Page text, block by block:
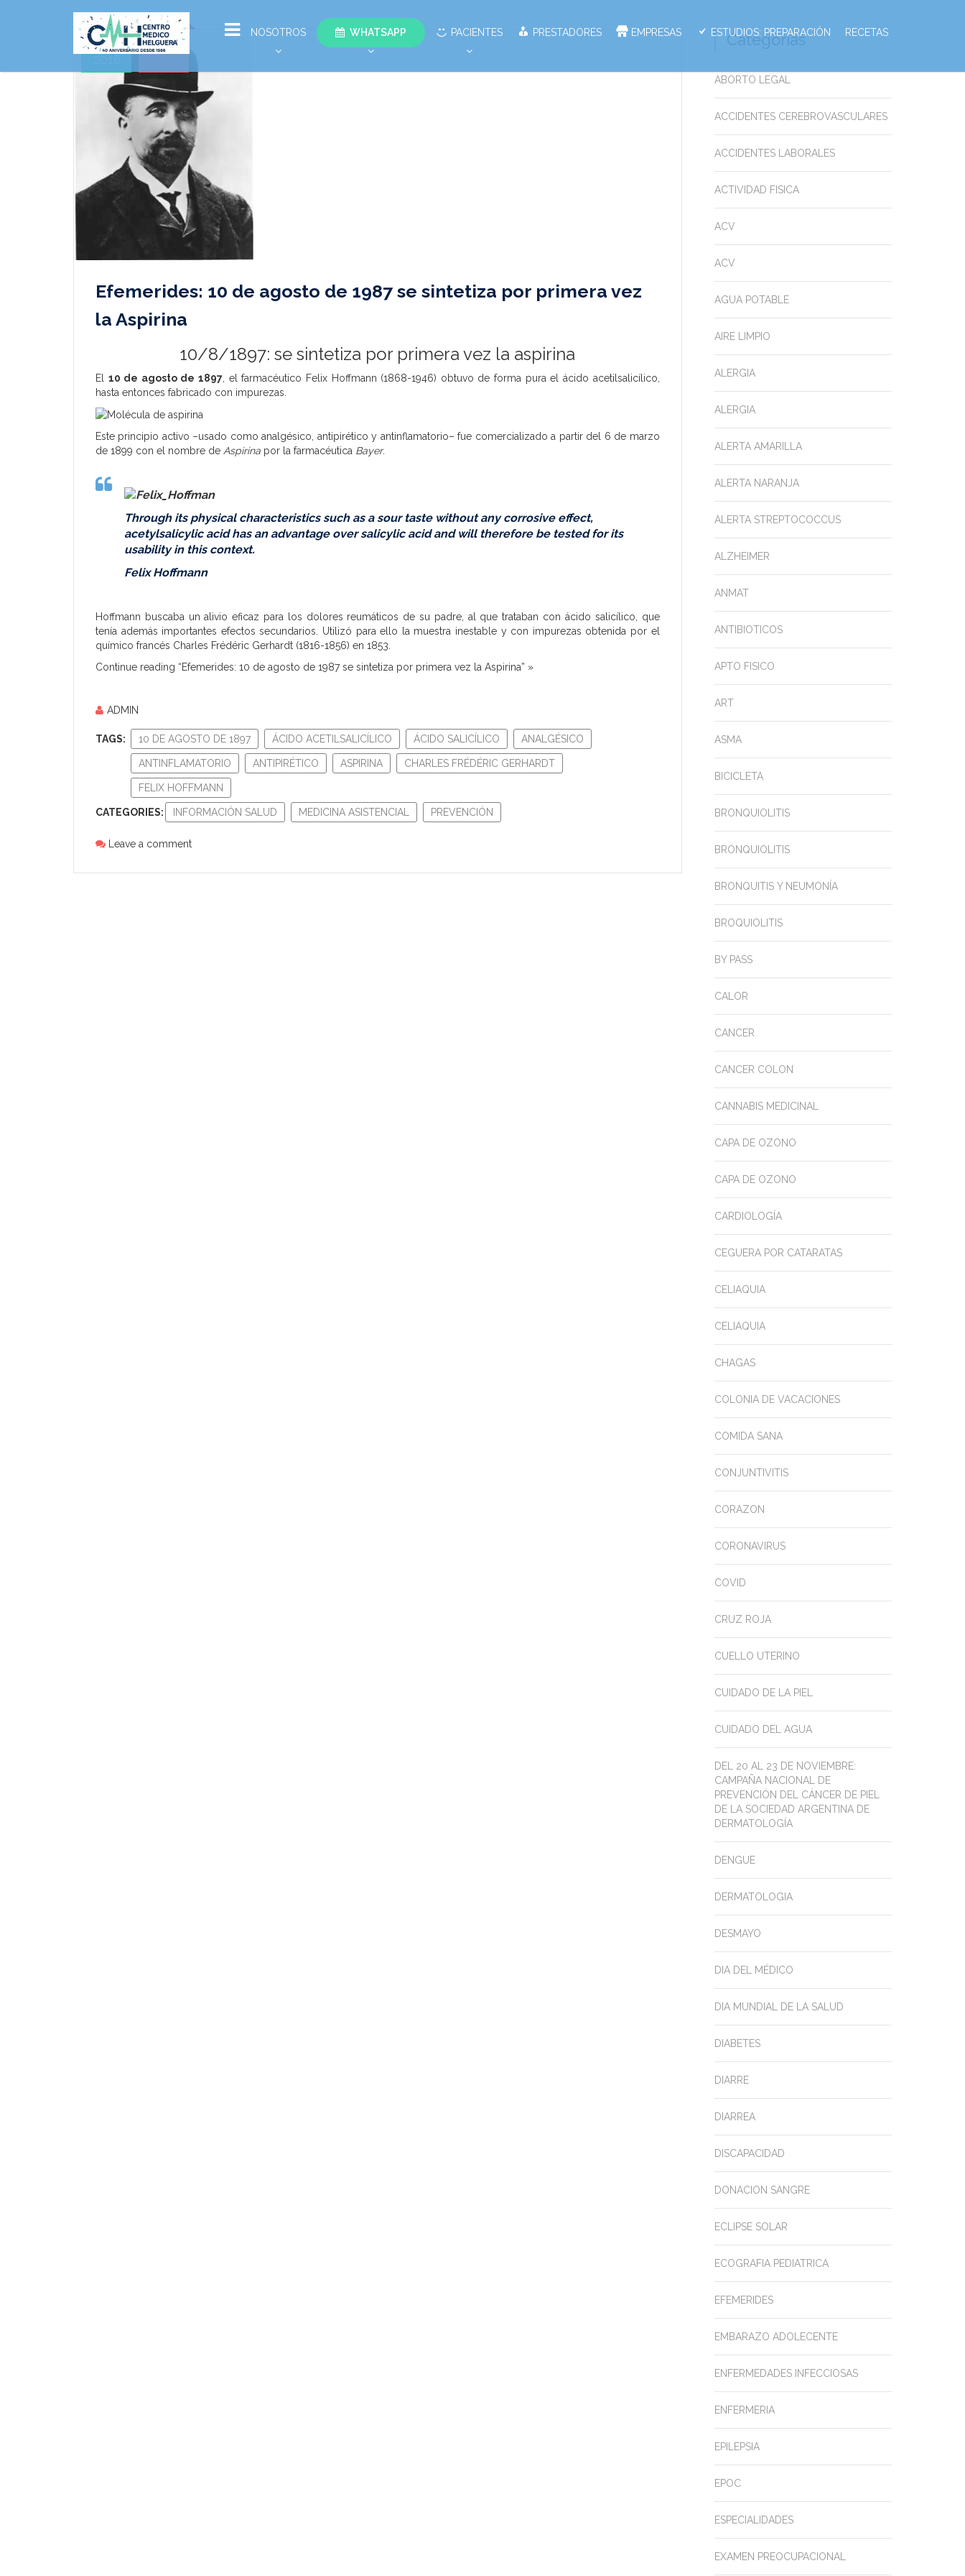
NOSOTROS WHATSAPP PACIENTES PRESTADORES EMPRESAS ESTUDIOS: PREPARACIÓN RECETAS
Ago
11
Efemerides: 10 de agosto de 1987 se sintetiza por primera vez
la Aspirina
10/8/1897: se sintetiza por primera vez la aspirina
El 10 de agosto de 1897 , el farmacéutico Felix Hoffmann (1868-1946) obtuvo de forma pura el ácido acetilsalicílico
hasta entonces fabricado con impurezas.
Este principio activo –usado como analgésico, antipirético y antinflamatorio– fue comercializado a partir del 6 de marzo
de 1899 con el nombre de Aspirina por la farmacéutica Bayer.
Through its physical characteristics such as a sour taste without any corrosive effect,
acetylsalicylic acid has an advantage over salicylic acid and will therefore be tested for its
usability in this context.
Felix Hoffmann
Hoffmann buscaba un alivio eficaz para los dolores reumáticos de su padre, al que trataban con ácido salicílico, que
tenía además importantes efectos secundarios. Utilizó para ello la muestra inestable y con impurezas obtenida por el
químico francés Charles Frédéric Gerhardt (1816-1856) en 1853.
Continue reading “Efemerides: 10 de agosto de 1987 se sintetiza por primera vez la Aspirina” »
ADMIN
TAGS: 10 DE AGOSTO DE 1897 ÁCIDO ACETILSALICÍLICO ÁCIDO SALICÍLICO ANALGÉSICO
ANTINFLAMATORIO ANTIPIRÉTICO ASPIRINA CHARLES FRÉDÉRIC GERHARDT
FELIX HOFFMANN
CATEGORIES: INFORMACIÓN SALUD MEDICINA ASISTENCIAL PREVENCIÓN
Leave a comment
Categorias
ABORTO LEGAL
ACCIDENTES CEREBROVASCULARES
ACCIDENTES LABORALES
ACTIVIDAD FISICA
ACV
ACV
AGUA POTABLE
AIRE LIMPIO
ALERGIA
ALERGIA
ALERTA AMARILLA
ALERTA NARANJA
ALERTA STREPTOCOCCUS
ALZHEIMER
ANMAT
ANTIBIOTICOS
APTO FISICO
ART
ASMA
BICICLETA
BRONQUIOLITIS
BRONQUIOLITIS
BRONQUITIS Y NEUMONÍA
BROQUIOLITIS
BY PASS
CALOR
CANCER
CANCER COLON
CANNABIS MEDICINAL
CAPA DE OZONO
CAPA DE OZONO
CARDIOLOGÍA
CEGUERA POR CATARATAS
CELIAQUIA
CELIAQUIA
CHAGAS
COLONIA DE VACACIONES
COMIDA SANA
CONJUNTIVITIS
CORAZON
CORONAVIRUS
COVID
CRUZ ROJA
CUELLO UTERINO
CUIDADO DE LA PIEL
CUIDADO DEL AGUA
DEL 20 AL 23 DE NOVIEMBRE:
CAMPAÑA NACIONAL DE
PREVENCIÓN DEL CÁNCER DE PIEL
DE LA SOCIEDAD ARGENTINA DE
DERMATOLOGÍA
DENGUE
DERMATOLOGIA
DESMAYO
DIA DEL MÉDICO
DIA MUNDIAL DE LA SALUD
DIABETES
DIARRE
DIARREA
DISCAPACIDAD
DONACION SANGRE
ECLIPSE SOLAR
ECOGRAFIA PEDIATRICA
EFEMERIDES
EMBARAZO ADOLECENTE
ENFERMEDADES INFECCIOSAS
ENFERMERIA
EPILEPSIA
EPOC
ESPECIALIDADES
EXAMEN PREOCUPACIONAL